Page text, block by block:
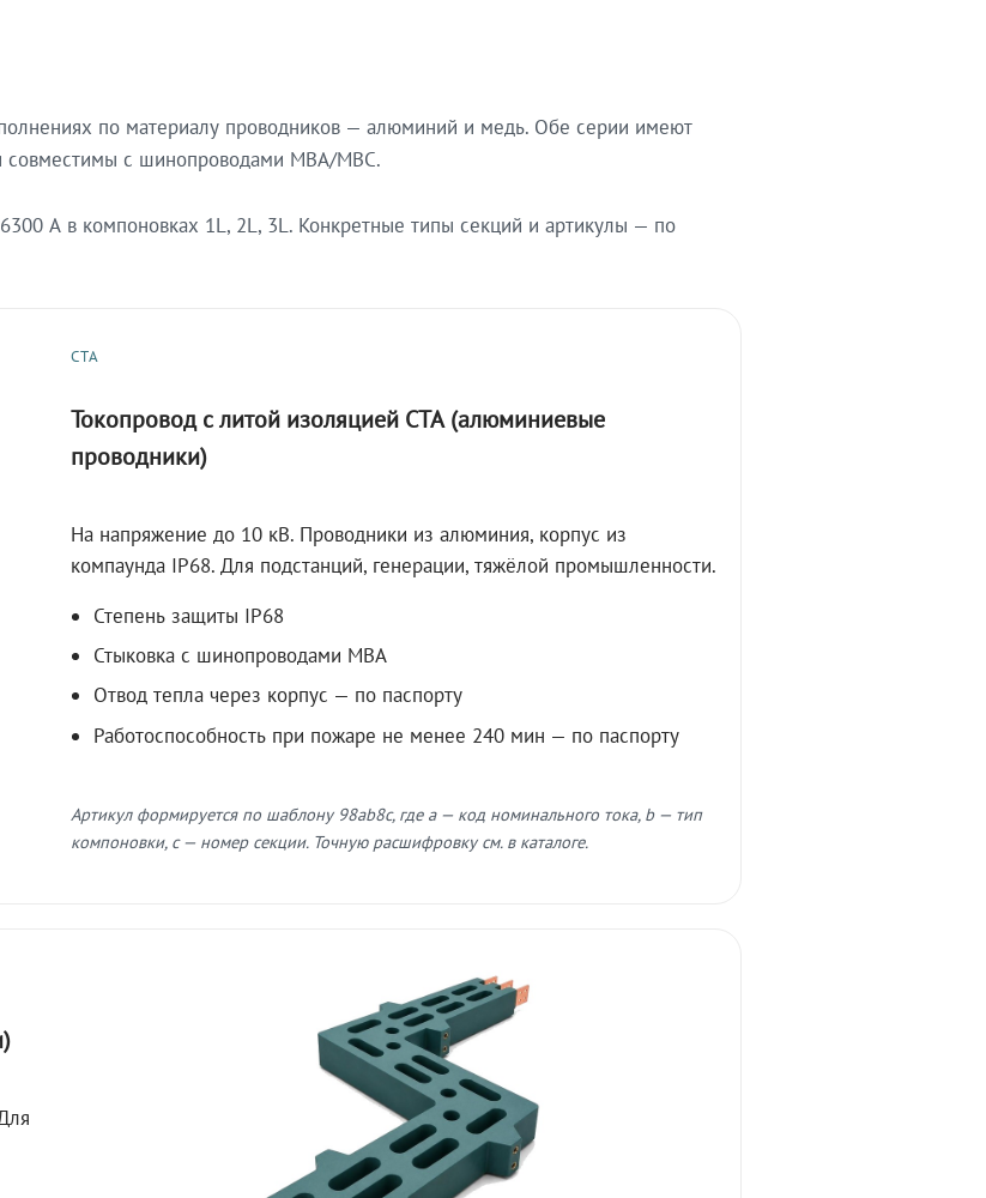
по материалу проводников — алюминий и медь. Обе серии имеют
и совместимы с шинопроводами МВА/МВС.
А в компоновках 1L, 2L, 3L. Конкретные типы секций и артикулы — по
СТА
Токопровод с литой изоляцией СТА (алюминиевые
проводники)
На напряжение до 10 кВ. Проводники из алюминия, корпус из
компаунда IP68. Для подстанций, генерации, тяжёлой промышленности.
Степень защиты IP68
Стыковка с шинопроводами МВА
Отвод тепла через корпус — по паспорту
Работоспособность при пожаре не менее 240 мин — по паспорту
Артикул формируется по шаблону 98ab8c, где a — код номинального тока, b — тип
компоновки, c — номер секции. Точную расшифровку см. в каталоге.